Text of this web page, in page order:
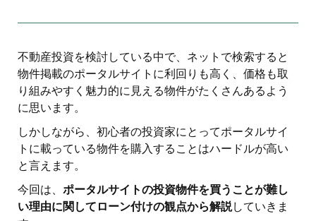
不動産投資を検討している中で、ネットで検索すると
物件掲載のポータルサイトに利回りも高く、価格も取
り組みやすく魅力的に見える物件がたくさんあるよう
に思います。
しかしながら、初心者の投資家にとってポータルサイ
トに載っている物件を購入することはハードルが高い
と言えます。
今回は、 ポータルサイトの投資物件を買うことが難し
い理由に関してローン付けの観点から解説していきま